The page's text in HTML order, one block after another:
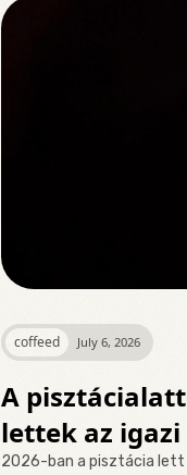
coffeed July 6, 2026
A
lettek az
2026-ban a pisztácia lett